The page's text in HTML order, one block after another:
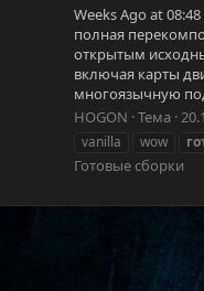
Weeks Ago at
полная
открытым
включая карты
многоязычную
HOGON Тема
vanilla
wow
Готовые сборки